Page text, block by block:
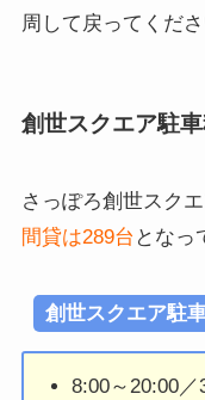
周して戻ってくださ
創世スクエア駐
さっぽろ創世スク
間貸は289台 となっ
創世スクエア駐
8:00～20:00／